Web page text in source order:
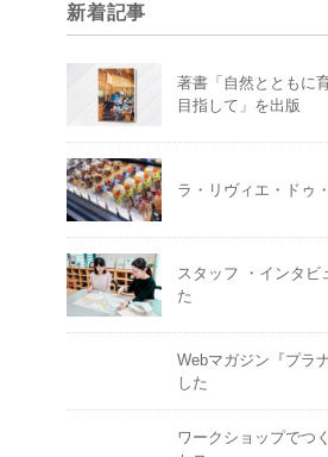
新着記事
著書「自然とともに
目指して」を出版
ラ・リヴィエ・ド
スタッフ ・インタビ
た
Webマガジン『プラ
した
ワークショップでつ